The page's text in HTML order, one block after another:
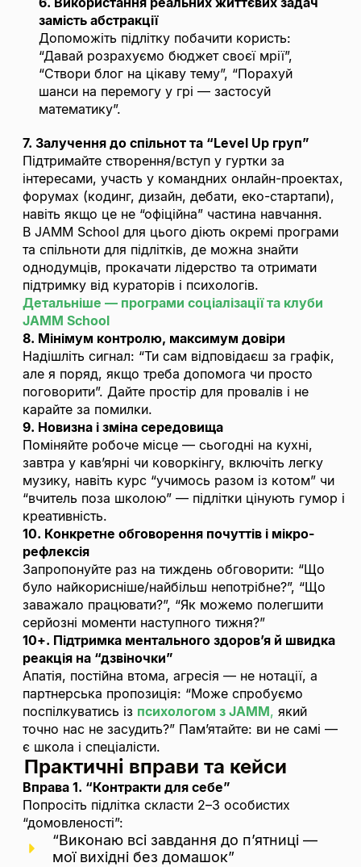
замість абстракції
Допоможіть підлітку побачити користь:
“Давай розрахуємо бюджет своєї мрії”,
“Створи блог на цікаву тему”, “Порахуй
шанси на перемогу у грі — застосуй
математику”.
7. Залучення до спільнот та “Level Up груп”
Підтримайте створення/вступ у гуртки за
інтересами, участь у командних онлайн-проектах,
форумах (кодинг, дизайн, дебати, еко-стартапи),
навіть якщо це не “офіційна” частина навчання.
В JAMM School для цього діють окремі програми
та спільноти для підлітків, де можна знайти
однодумців, прокачати лідерство та отримати
підтримку від кураторів і психологів.
Детальніше — програми соціалізації та клуби
JAMM School
8. Мінімум контролю, максимум довіри
Надішліть сигнал: “Ти сам відповідаєш за графік,
але я поряд, якщо треба допомога чи просто
поговорити”. Дайте простір для провалів і не
карайте за помилки.
9. Новизна і зміна середовища
Поміняйте робоче місце — сьогодні на кухні,
завтра у кав’ярні чи коворкінгу, включіть легку
музику, навіть курс “учимось разом із котом” чи
“вчитель поза школою” — підлітки цінують гумор і
креативність.
10. Конкретне обговорення почуттів і мікро-
рефлексія
Запропонуйте раз на тиждень обговорити: “Що
було найкорисніше/найбільш непотрібне?”, “Що
заважало працювати?”, “Як можемо полегшити
серйозні моменти наступного тижня?”
10+. Підтримка ментального здоров’я й швидка
реакція на “дзвіночки”
Апатія, постійна втома, агресія — не нотації, а
партнерська пропозиція: “Може спробуємо
поспілкуватись із психологом з JAMM, який
точно нас не засудить?” Пам’ятайте: ви не самі —
є школа і спеціалісти.
Практичні вправи та кейси
Вправа 1. “Контракти для себе”
Попросіть підлітка скласти 2–3 особистих
“домовленості”:
“Виконаю всі завдання до п’ятниці —
мої вихідні без домашок”